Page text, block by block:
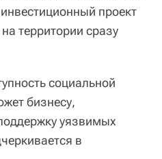
проект
территории сразу
социальной
бизнесу,
уязвимых
в